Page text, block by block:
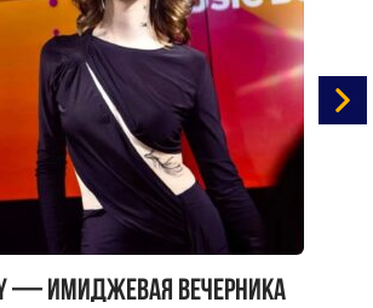
— имиджевая вечерника